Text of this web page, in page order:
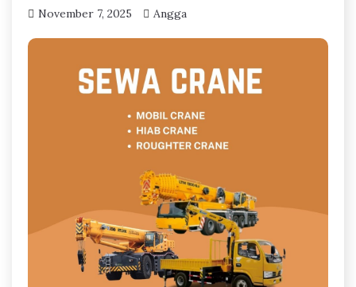
November 7, 2025 Angga